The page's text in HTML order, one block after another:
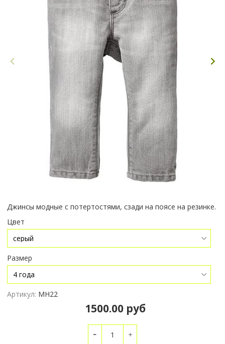
Джинсы модные с потертостями, сзади на поясе на резинке.
Цвет
Размер
Артикул: МН22
1500.00 руб